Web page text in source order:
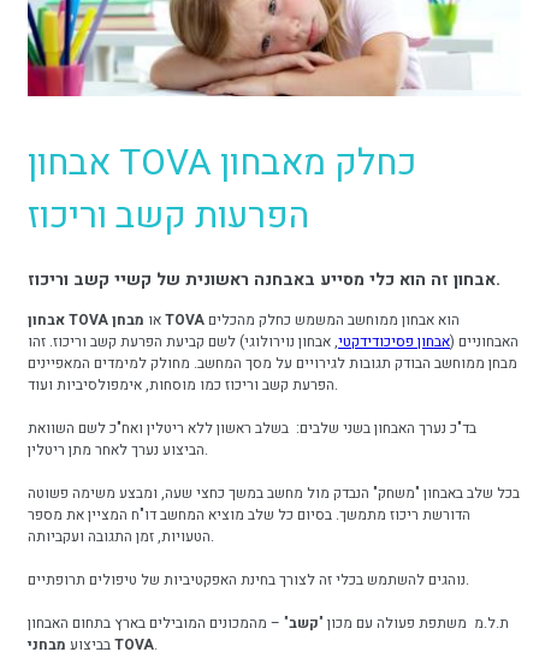
אבחון TOVA כחלק מאבחון
הפרעות קשב וריכוז
אבחון זה הוא כלי מסייע באבחנה ראשונית של קשיי קשב וריכוז.
אבחון TOVA אומבחן TOVA
האבחוניים (אבחון פסיכודידקטי, אבחון נוירולוגי) לשם קביעת הפרעת קשב וריכוז. זהו
מבחן ממוחשב הבודק תגובות לגירויים על מסך המחשב. מחולק למימדים המאפיינים
הפרעת קשב וריכוז כמו מוסחות, אימפולסיביות ועוד.
בד"כ נערך האבחון בשני שלבים: בשלב ראשון ללא ריטלין ואח"כ לשם השוואת
הביצוע נערך לאחר מתן ריטלין.
בכל שלב באבחון "משחק" הנבדק מול מחשב במשך כחצי שעה, ומבצע משימה פשוטה
הדורשת ריכוז מתמשך. בסיום כל שלב מוציא המחשב דו"ח המציין את מספר
הטעויות, זמן התגובה ועקביותה.
נוהגים להשתמש בכלי זה לצורך בחינת האפקטיביות של טיפולים תרופתיים.
ת.ל.מ משתפת פעולה עם מכון "קשב" – מהמכונים המובילים בארץ בתחום האבחון
בביצועמבחני TOVA.